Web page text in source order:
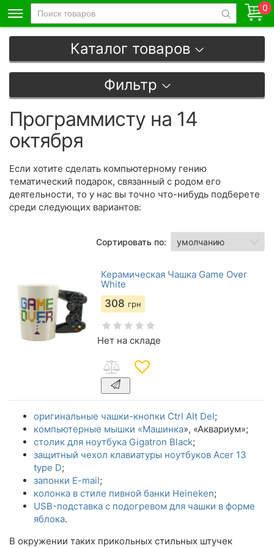
0
Каталог товаров
Фильтр
Программисту на 14
октября
Если хотите сделать компьютерному гению
тематический подарок, связанный с родом его
деятельности, то у нас вы точно что-нибудь подберете
среди следующих вариантов:
Сортировать по:
Керамическая Чашка Game Over
White
308 грн
Нет на складе
оригинальные чашки-кнопки Ctrl Alt Del;
компьютерные мышки «Машинка», «Аквариум»;
столик для ноутбука Gigatron Black;
защитный чехол клавиатуры ноутбуков Acer 13
type D;
запонки E-mail;
колонка в стиле пивной банки Heineken;
USB-подставка с подогревом для чашки в форме
яблока.
В окружении таких прикольных стильных штучек